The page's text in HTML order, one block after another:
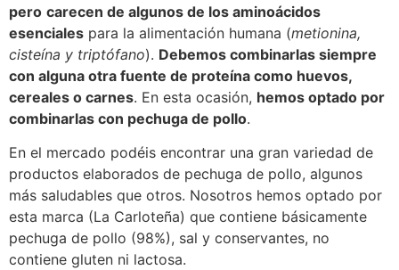
pero carecen de algunos de los aminoácidos
esenciales para la alimentación humana (metionina,
cisteína y triptófano). Debemos combinarlas siempre
con alguna otra fuente de proteína como huevos,
cereales o carnes. En esta ocasión, hemos optado por
combinarlas con pechuga de pollo.
En el mercado podéis encontrar una gran variedad de
productos elaborados de pechuga de pollo, algunos
más saludables que otros. Nosotros hemos optado por
esta marca (La Carloteña) que contiene básicamente
pechuga de pollo (98%), sal y conservantes, no
contiene gluten ni lactosa.